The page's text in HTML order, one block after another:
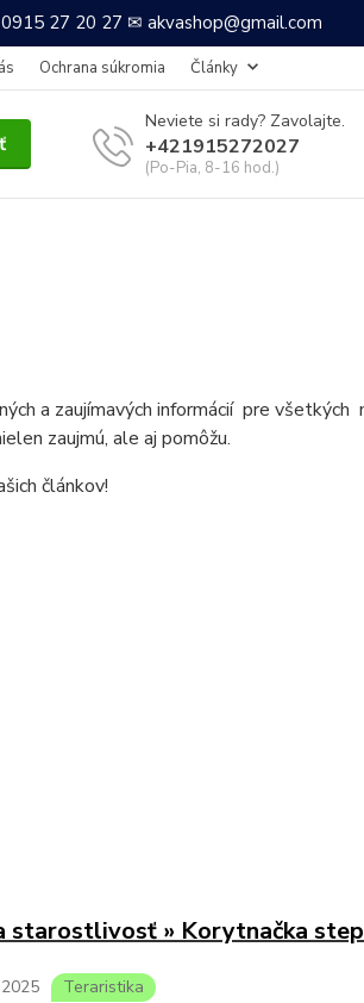
27 20 27 ✉ akvashop@gmail.com
Ochrana súkromia Články
Neviete si rady? Zavolajte.
+421915272027
(Po-Pia, 8-16 hod.)
a zaujímavých informácií pre všetkých
zaujmú, ale aj pomôžu.
článkov!
starostlivosť » Korytnačka
2025 Teraristika